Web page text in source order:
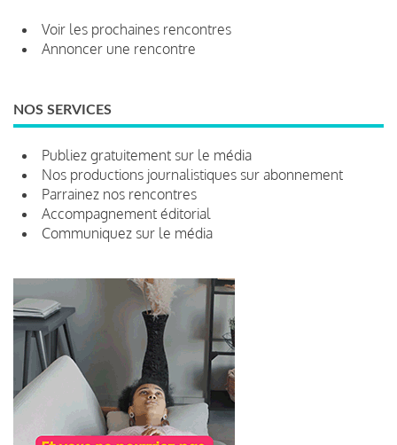
Voir les prochaines rencontres
Annoncer une rencontre
NOS SERVICES
Publiez gratuitement sur le média
Nos productions journalistiques sur abonnement
Parrainez nos rencontres
Accompagnement éditorial
Communiquez sur le média